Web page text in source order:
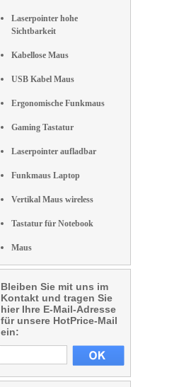
Laserpointer hohe
Sichtbarkeit
Kabellose Maus
USB Kabel Maus
Ergonomische Funkmaus
Gaming Tastatur
Laserpointer aufladbar
Funkmaus Laptop
Vertikal Maus wireless
Tastatur für Notebook
Maus
Bleiben Sie mit uns im
Kontakt und tragen Sie
hier Ihre E-Mail-Adresse
für unsere HotPrice-Mail
ein: